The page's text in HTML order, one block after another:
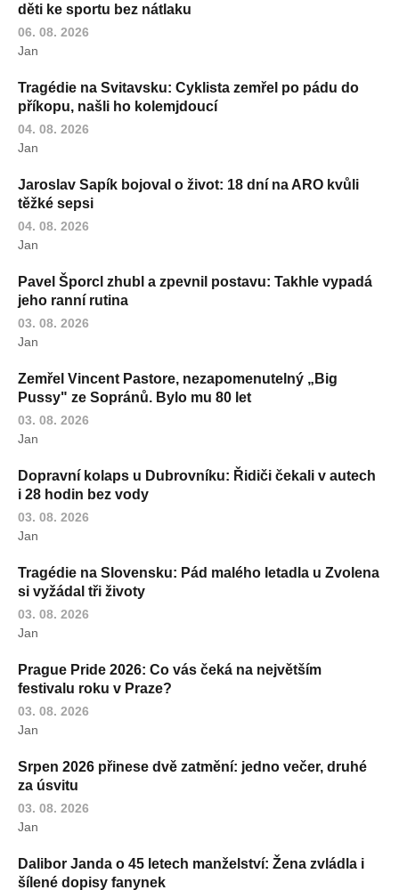
děti ke sportu bez nátlaku
06. 08. 2026
Jan
Tragédie na Svitavsku: Cyklista zemřel po pádu do
příkopu, našli ho kolemjdoucí
04. 08. 2026
Jan
Jaroslav Sapík bojoval o život: 18 dní na ARO kvůli
těžké sepsi
04. 08. 2026
Jan
Pavel Šporcl zhubl a zpevnil postavu: Takhle vypadá
jeho ranní rutina
03. 08. 2026
Jan
Zemřel Vincent Pastore, nezapomenutelný „Big
Pussy" ze Sopránů. Bylo mu 80 let
03. 08. 2026
Jan
Dopravní kolaps u Dubrovníku: Řidiči čekali v autech
i 28 hodin bez vody
03. 08. 2026
Jan
Tragédie na Slovensku: Pád malého letadla u Zvolena
si vyžádal tři životy
03. 08. 2026
Jan
Prague Pride 2026: Co vás čeká na největším
festivalu roku v Praze?
03. 08. 2026
Jan
Srpen 2026 přinese dvě zatmění: jedno večer, druhé
za úsvitu
03. 08. 2026
Jan
Dalibor Janda o 45 letech manželství: Žena zvládla i
šílené dopisy fanynek